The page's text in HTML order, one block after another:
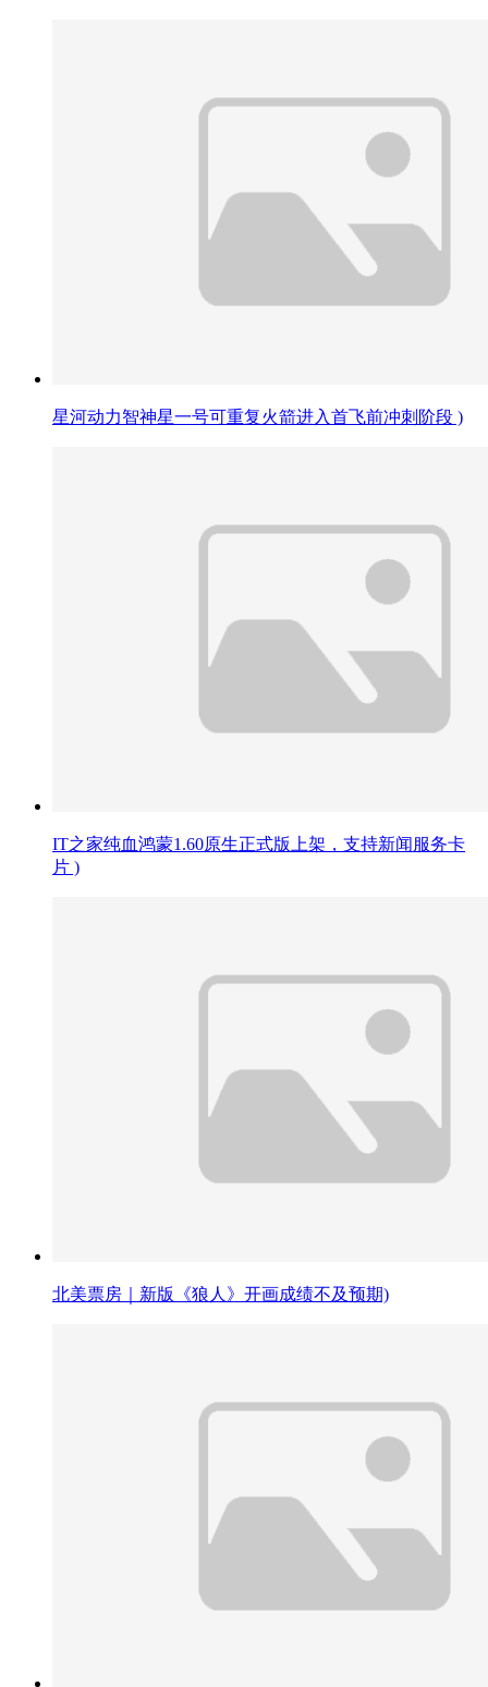
星河动力智神星一号可重复火箭进入首飞前冲刺阶段 )
IT之家纯血鸿蒙1.60原生正式版上架，支持新闻服务卡
片 )
北美票房｜新版《狼人》开画成绩不及预期)